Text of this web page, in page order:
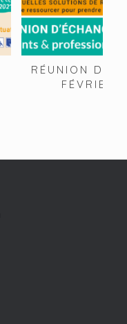
RÉUNION
FÉVRIER